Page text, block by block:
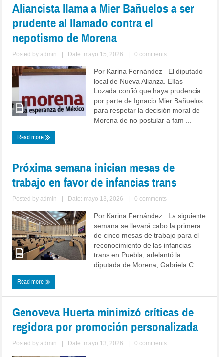
Aliancista llama a Mier Bañuelos a ser
prudente al llamado contra el
nepotismo de Morena
Posted byadmin Date: mayo 15, 2026 0 comments
Por Karina Fernández El diputado
local de Nueva Alianza, Elías
Lozada confió que haya prudencia
por parte de Ignacio Mier Bañuelos
para respetar la decisión moral de
Morena de no postular a fam ...
Read more
Próxima semana inician mesas de
trabajo en favor de infancias trans
Posted byadmin Date: mayo 13, 2026 0 comments
Por Karina Fernández La siguiente
semana se llevará cabo la primera
de cinco mesas de trabajo para el
reconocimiento de las infancias
trans en Puebla, adelantó la
diputada de Morena, Gabriela C ...
Read more
Genoveva Huerta minimizó críticas de
regidora por promoción personalizada
Posted byadmin Date: mayo 13, 2026 0 comments